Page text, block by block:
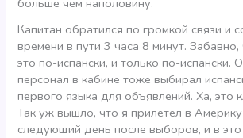
больше чем наполовину.
Капитан обратился по громкой связи и
времени в пути 3 часа 8 минут.
это по-испански, и только по-
персонал в кабине тоже выбирал
первого языка для объявлений. Ха, это
Так уж вышло, что я прилетел в Америку
следующий день после выборов, и в